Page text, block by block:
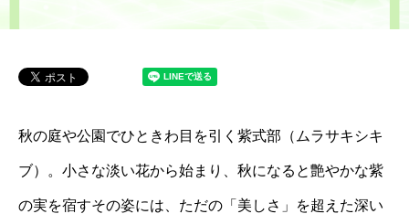
秋の庭や公園でひときわ目を引く紫式部（ムラサキシキ
ブ）。小さな淡い花から始まり、秋になると艶やかな紫
の実を宿すその姿には、ただの「美しさ」を超えた深い